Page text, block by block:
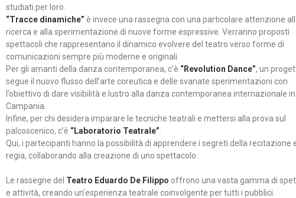
studiati per loro.
“Tracce dinamiche” è invece una rassegna con una particolare attenzione
ricerca e alla sperimentazione di nuove forme espressive. Verranno proposti
spettacoli che rappresentano il dinamico evolvere del teatro verso forme di
comunicazioni sempre più moderne e originali
Per gli amanti della danza contemporanea, c’è “Revolution Dance”, un
segue il nuovo flusso dell’arte coreutica e delle svariate sperimentazioni con
l’obiettivo di dare visibilità e lustro alla danza contemporanea internazionale in
Campania.
Infine, per chi desidera imparare le tecniche teatrali e mettersi alla prova sul
palcoscenico, c’è “Laboratorio Teatrale”
Qui, i partecipanti hanno la possibilità di apprendere i segreti della recitazione
regia, collaborando alla creazione di uno spettacolo.
Le rassegne del Teatro Eduardo De Filippo offrono una vasta gamma di
e attività, creando un’esperienza teatrale coinvolgente per tutti i pubblici.